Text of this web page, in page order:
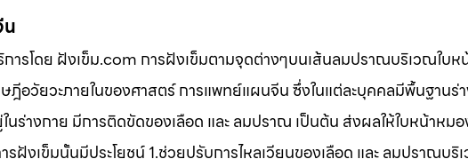
ารโดย ฝังเข็ม.com การฝังเข็มตามจุดต่างๆบนเส้นลมปราณบริเวณใบห
วัยวะภายในของศาสตร์ การแพทย์แผนจีน ซึ่งในแต่ละบุคคลมีพื้นฐานร่
ร่างกาย มีการติดขัดของเลือด และ ลมปราณ เป็นต้น ส่งผลให้ใบหน้าหม
ฝังเข็มนั้นมีประโยชน์ 1.ช่วยปรับการไหลเวียนของเลือด และ ลมปราณบริ